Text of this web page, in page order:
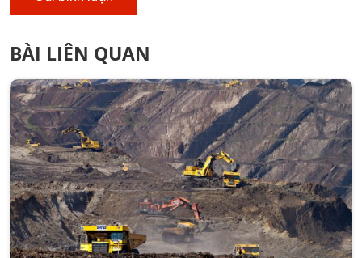
BÀI LIÊN QUAN